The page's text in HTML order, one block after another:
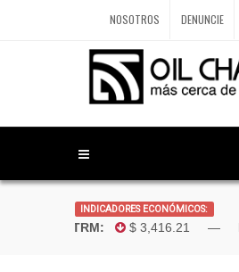
NOSOTROS DENUNCIE
INDICADORES ECONÓMICOS:
$ 3,416.21 — Euro: